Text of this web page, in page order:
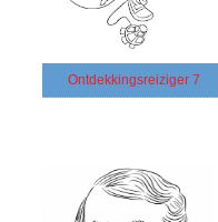
Ontdekkingsreiziger 7